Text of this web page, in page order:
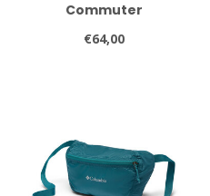
Commuter
€64,00